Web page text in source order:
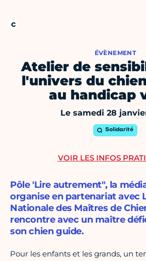
ÉVÈNEMENT
Atelier de
l'univers du
au handicap
Le samedi 28
Solidarité
Pôle 'Lire autrement", la
organise en partenariat avec
Nationale des Maîtres de
rencontre avec un maître
son chien guide.
Pour les enfants et les grands, un
VOIR LES INFOS